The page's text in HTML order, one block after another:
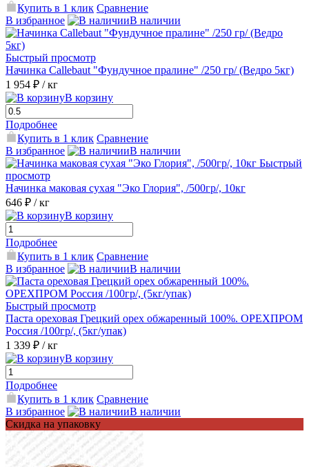
Купить в 1 клик Сравнение
В избранное
В наличии
Быстрый просмотр
Начинка Callebaut "Фундучное пралине" /250 гр/ (Ведро 5кг)
1 954 ₽ / кг
В корзину
Подробнее
Купить в 1 клик Сравнение
В избранное
В наличии
Быстрый
просмотр
Начинка маковая сухая "Эко Глория", /500гр/, 10кг
646 ₽ / кг
В корзину
Подробнее
Купить в 1 клик Сравнение
В избранное
В наличии
Быстрый просмотр
Паста ореховая Грецкий орех обжаренный 100%. ОРЕХПРОМ
Россия /100гр/, (5кг/упак)
1 339 ₽ / кг
В корзину
Подробнее
Купить в 1 клик Сравнение
В избранное
В наличии
Скидка на упаковку